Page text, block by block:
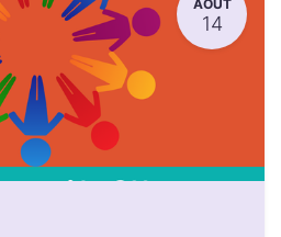
AOÛT
14